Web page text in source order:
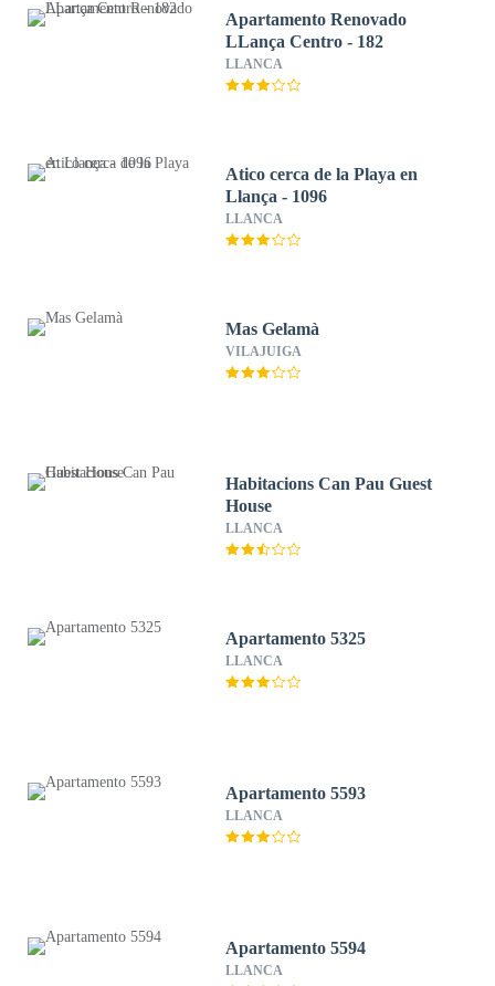
Apartamento Renovado
LLança Centro - 182
LLANCA
Atico cerca de la Playa en
Llança - 1096
LLANCA
Mas Gelamà
VILAJUIGA
Habitacions Can Pau Guest
House
LLANCA
Apartamento 5325
LLANCA
Apartamento 5593
LLANCA
Apartamento 5594
LLANCA